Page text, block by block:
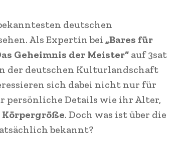
deutschen
Als Expertin bei „Bares für
Geheimnis der Meister“ auf 3sat
der deutschen Kulturlandschaft
sich dabei nicht nur für
persönliche Details wie ihr Alter,
Körpergröße. Doch was ist über die
bekannt?